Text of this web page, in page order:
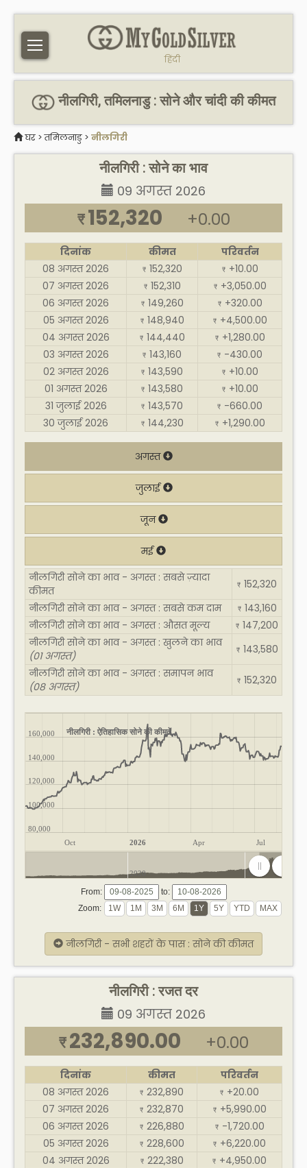
हिंदी
नीलगिरी, तमिलनाडु : सोने और चांदी की कीमत
घर >तमिलनाडु > नीलगिरी
नीलगिरी : सोने का भाव
09 अगस्त 2026
₹ 152,320 +0.00
दिनांक कीमत
परिवर्तन
08 अगस्त 2026
₹ 152,320 ₹ +10.00
07 अगस्त 2026
₹ 152,310 ₹ +3,050.00
06 अगस्त 2026
₹ 149,260 ₹ +320.00
05 अगस्त 2026
₹ 148,940 ₹ +4,500.00
04 अगस्त 2026
₹ 144,440 ₹ +1,280.00
03 अगस्त 2026
₹ 143,160 ₹ -430.00
02 अगस्त 2026
₹ 143,590 ₹ +10.00
01 अगस्त 2026
₹ 143,580 ₹ +10.00
31 जुलाई 2026
₹ 143,570 ₹ -660.00
30 जुलाई 2026
₹ 144,230 ₹ +1,290.00
अगस्त
जुलाई
जून
मई
नीलगिरी सोने का भाव - अगस्त : सबसे ज़्यादा
कीमत
₹ 152,320
नीलगिरी सोने का भाव - अगस्त : सबसे कम दाम
₹ 143,160
नीलगिरी सोने का भाव - अगस्त : औसत मूल्य
₹ 147,200
नीलगिरी सोने का भाव - अगस्त : खुलने का भाव
(01 अगस्त)
₹ 143,580
नीलगिरी सोने का भाव - अगस्त : समापन भाव
(08 अगस्त)
₹ 152,320
नीलगिरी : ऐतिहासिक सोने की कीमतें
Oct 2026 Apr Jul
80,000
100,000
120,000
140,000
160,000
2020 2025
From:
to:
Zoom:
नीलगिरी - सभी शहरों के पास : सोने की कीमत
नीलगिरी : रजत दर
09 अगस्त 2026
₹ 232,890.00 +0.00
दिनांक कीमत
परिवर्तन
08 अगस्त 2026
₹ 232,890 ₹ +20.00
07 अगस्त 2026
₹ 232,870 ₹ +5,990.00
06 अगस्त 2026
₹ 226,880 ₹ -1,720.00
05 अगस्त 2026
₹ 228,600 ₹ +6,220.00
04 अगस्त 2026
₹ 222,380 ₹ +4,950.00